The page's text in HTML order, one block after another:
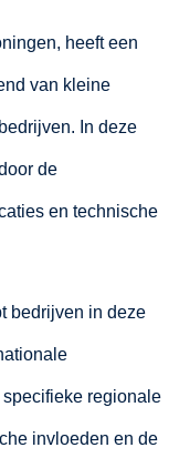
heeft een
van kleine
In deze
de
en technische
bedrijven in deze
regionale
invloeden en de